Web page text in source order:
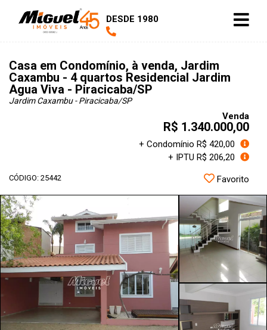
DESDE 1980
Casa em Condomínio, à venda, Jardim
Caxambu - 4 quartos Residencial Jardim
Agua Viva - Piracicaba/SP
Jardim Caxambu - Piracicaba/SP
Venda
R$ 1.340.000,00
+ Condomínio R$ 420,00
+ IPTU R$ 206,20
CÓDIGO: 25442 Favorito